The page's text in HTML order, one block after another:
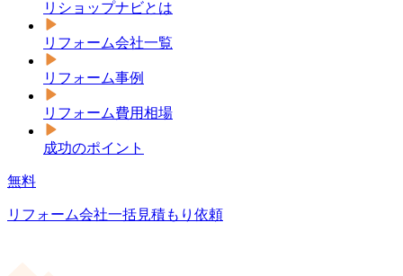
リショップナビとは
リフォーム会社一覧
リフォーム事例
リフォーム費用相場
成功のポイント
無料
リフォーム会社一括見積もり依頼